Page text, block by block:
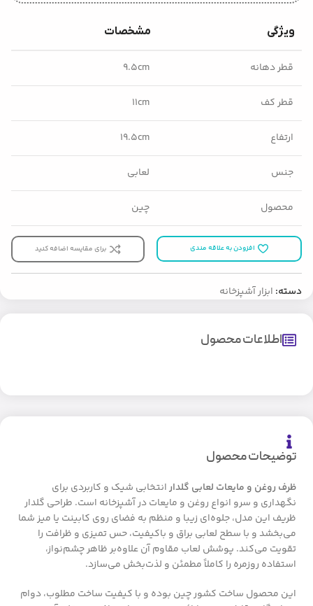
ویژگی مشخصات
قطر دهانه ۹.۵cm
قطر کف ۱۱cm
ارتفاع ۱۹.۵cm
جنس لعابی
محصول چین
افزودن به علاقه مندی برای مقایسه اضافه کنید
دسته: ابزار آشپزخانه
توضیحات محصول
ظرف روغن و مایعات لعابی گلدارانتخابی شیک و کاربردی برای
نگهداری و سرو انواع روغن و مایعات در آشپزخانه است. طراحی گلدار
ظریف این مدل، جلوه‌ای زیبا و منظم به فضای روی کابینت یا میز شما
می‌بخشد و با سطح لعابی براق و باکیفیت، حس تمیزی و ظرافت را
تقویت می‌کند. پوشش لعاب مقاوم آن علاوه‌بر ظاهر چشم‌نواز،
استفاده روزمره را کاملاً مطمئن و لذت‌بخش می‌سازد.
این محصول ساخت کشور چین بوده و با کیفیت ساخت مطلوب، دوام
اطلاعات محصول